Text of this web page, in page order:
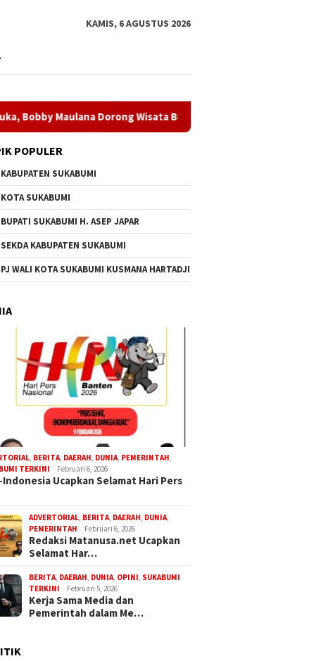
KAMIS, 6 AGUSTUS 2026
Dorong Wisata Budaya Kota Sukabumi
POPULER
KABUPATEN SUKABUMI
KOTA SUKABUMI
BUPATI SUKABUMI H. ASEP JAPAR
SEKDA KABUPATEN SUKABUMI
PJ WALI KOTA SUKABUMI KUSMANA HARTADJI
BERITA DAERAH DUNIA PEMERINTAH
TERKINI
Februari 6, 2026
Ucapkan Selamat Hari Pers
ADVERTORIAL BERITA DAERAH DUNIA
PEMERINTAH
Februari 6, 2026
Redaksi Matanusa.net Ucapkan
Selamat Har…
BERITA DAERAH DUNIA OPINI SUKABUMI
TERKINI
Februari 5, 2026
Kerja Sama Media dan
Pemerintah dalam Me…